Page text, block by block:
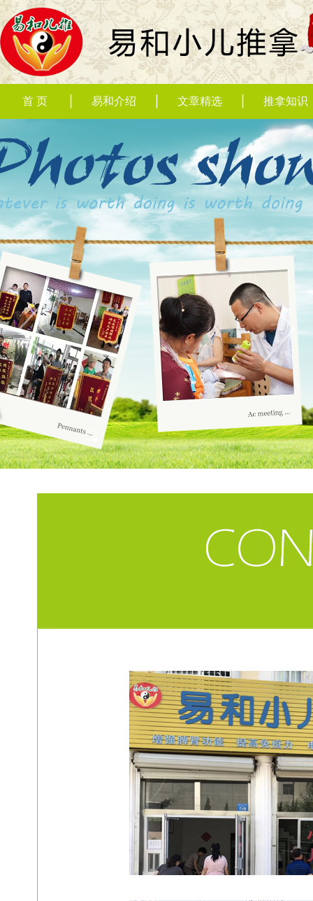
首 页 易和介绍 文章精选 推拿知识